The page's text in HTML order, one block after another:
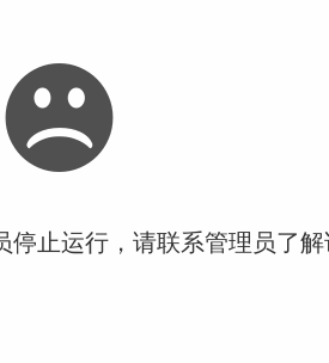
停止运行，请联系管理员了